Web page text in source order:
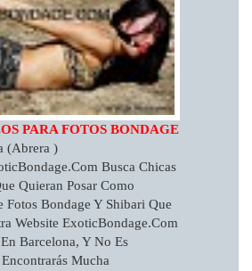
PARA FOTOS BONDAGE
(Abrera )
Busca Chicas
Quieran Posar Como
Fotos Bondage Y Shibari Que
Website ExoticBondage.com
Barcelona, Y No Es
Mucha